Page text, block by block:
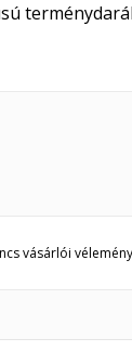
vásárlói